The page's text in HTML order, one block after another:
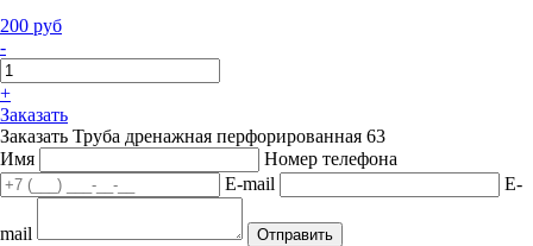
200 руб
-
+
Заказать
Заказать Труба дренажная перфорированная 63
Имя
Номер телефона
E-mail
E-
mail Отправить